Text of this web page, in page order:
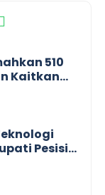
510
Kaitkan
Pesisir
Sister City